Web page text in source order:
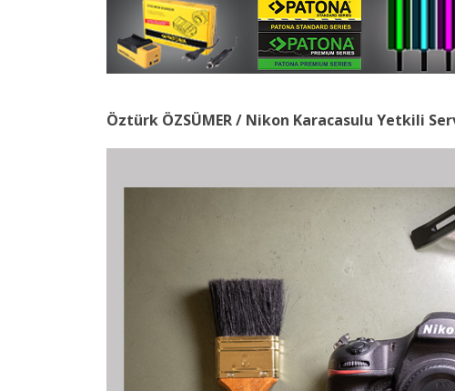
Öztürk ÖZSÜMER / Nikon Karacasulu Yetkili